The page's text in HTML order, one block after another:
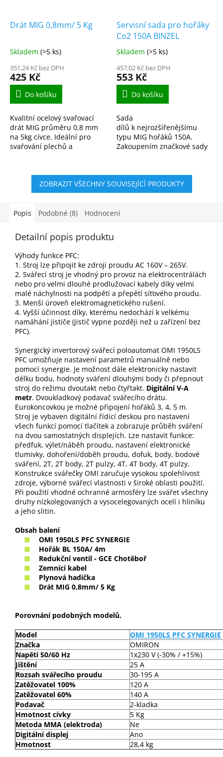
Drát MIG 0,8mm/ 5 Kg
Skladem (>5 ks)
351,24 Kč bez DPH
425 Kč
Do košíku
Kvalitní ocelový svařovací
drát MIG průměru 0,8 mm
na 5kg cívce. Ideální pro
svařování plechů a
nebo argonu. Stabilní oblouk
Servisní sada pro hořáky
Co2 150A BINZEL
Skladem (>5 ks)
457,02 Kč bez DPH
553 Kč
Do košíku
Sada
dílů k nejrozšířenějšímu
typu MIG hořáků 150A.
Zakoupením značkové sady
ZOBRAZIT VŠECHNY SOUVISEJÍCÍ PRODUKTY
Popis Podobné (8) Hodnocení
Detailní popis produktu
Výhody funkce PFC:
1. Stroj lze připojit ke zdroji proudu AC 160V – 265V.
2. Svářecí stroj je vhodný pro provoz na elektrocentrálách
nebo pro velmi dlouhé prodlužovací kabely díky velmi
malé náchylnosti na podpětí a přepětí síťového proudu.
3. Menší úroveň elektromagnetického rušení.
4. Vyšší účinnost díky, kterému nedochází k velkému
namáhání jističe (jistič vypne později než u zařízení bez
PFC).
Synergický invertorový svářecí poloautomat OMI 1950LS
PFC umožňuje nastavení parametrů manuálně nebo
pomocí synergie. Je možnost dále elektronicky nastavit
délku bodu, hodnoty sváření dlouhými body či přepnout
stroj do režimu dvoutakt nebo čtyřtakt. Digitální V-A
metr. Dvoukladkový podavač svářecího drátu.
Eurokoncovkou je možné připojení hořáků 3, 4, 5 m.
Stroj je vybaven digitální řídící deskou pro nastavení
všech funkcí pomocí tlačítek a zobrazuje průběh sváření
na dvou samostatných displejích. Lze nastavit funkce:
předfuk, výlet/náběh proudu, nastavení elektronické
tlumivky, dohoření/doběh proudu, dofuk, body, bodové
sváření, 2T, 2T body, 2T pulzy, 4T, 4T body, 4T pulzy.
Konstrukce svářečky OMI zaručuje vysokou spolehlivost
zdroje, výborné svářecí vlastnosti v široké oblasti použití.
Při použití vhodné ochranné armosféry lze svářet všechny
druhy nízkolegovaných a vysocelegovaných ocelí i hliníku
a jeho slitin.
Obsah balení
OMI 1950LS PFC SYNERGIE
Hořák BL 150A/ 4m
Redukční ventil - GCE Chotěboř
Zemnící kabel
Plynová hadička
Drát MIG 0,8mm/ 5 Kg
Porovnání podobných modelů.
Model
OMI 1950LS PFC SYNERGIE
Značka
OMIRON
Napětí 50/60 Hz
1x230 V (-30% / +15%)
Jištění
25 A
Rozsah svářecího proudu
30-195 A
Zatěžovatel 100%
120 A
Zatěžovatel 60%
140 A
Podavač
2-kladka
Hmotnost cívky
5 Kg
Metoda MMA (elektroda)
Ne
Digitální displej
Ano
Hmotnost
28,4 kg